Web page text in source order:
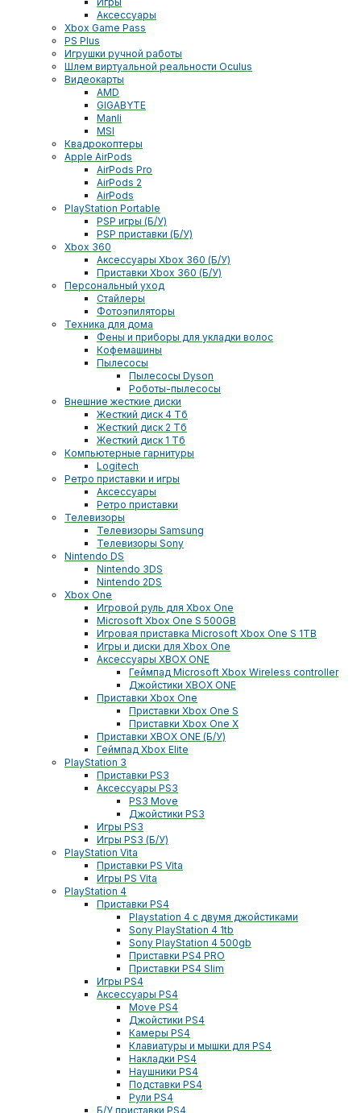
Аксессуары
Xbox Game Pass
PS Plus
Игрушки ручной работы
Шлем виртуальной реальности Oculus
Видеокарты
AMD
GIGABYTE
Manli
MSI
Квадрокоптеры
Apple AirPods
AirPods Pro
AirPods 2
AirPods
PlayStation Portable
PSP игры (Б/У)
PSP приставки (Б/У)
Xbox 360
Аксессуары Xbox 360 (Б/У)
Приставки Xbox 360 (Б/У)
Персональный уход
Стайлеры
Фотоэпиляторы
Техника для дома
Фены и приборы для укладки волос
Кофемашины
Пылесосы
Пылесосы Dyson
Роботы-пылесосы
Внешние жесткие диски
Жесткий диск 4 Тб
Жесткий диск 2 Тб
Жесткий диск 1 Тб
Компьютерные гарнитуры
Logitech
Ретро приставки и игры
Аксессуары
Ретро приставки
Телевизоры
Телевизоры Samsung
Телевизоры Sony
Nintendo DS
Nintendo 3DS
Nintendo 2DS
Xbox One
Игровой руль для Xbox One
Microsoft Xbox One S 500GB
Игровая приставка Microsoft Xbox One S 1TB
Игры и диски для Xbox One
Аксессуары XBOX ONE
Геймпад Microsoft Xbox Wireless controller
Джойстики XBOX ONE
Приставки Xbox One
Приставки Xbox One S
Приставки Xbox One X
Приставки XBOX ONE (Б/У)
Геймпад Xbox Elite
PlayStation 3
Приставки PS3
Аксессуары PS3
PS3 Move
Джойстики PS3
Игры PS3
Игры PS3 (Б/У)
PlayStation Vita
Приставки PS Vita
Игры PS Vita
PlayStation 4
Приставки PS4
Playstation 4 с двумя джойстиками
Sony PlayStation 4 1tb
Sony PlayStation 4 500gb
Приставки PS4 PRO
Приставки PS4 Slim
Игры PS4
Аксессуары PS4
Move PS4
Джойстики PS4
Камеры PS4
Клавиатуры и мышки для PS4
Накладки PS4
Наушники PS4
Подставки PS4
Рули PS4
Б/У приставки PS4